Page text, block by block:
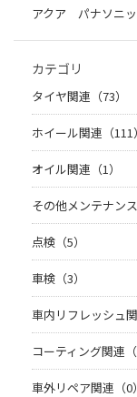
アクア パナソニ
カテゴリ
タイヤ関連（73）
ホイール関連（111）
オイル関連（1）
その他メンテナンス
点検（5）
車検（3）
車内リフレッシュ関
コーティング関連（
車外リペア関連（0）